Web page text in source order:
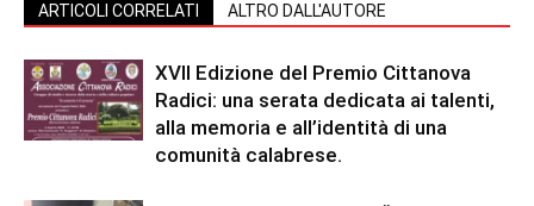
ARTICOLI CORRELATI ALTRO DALL'AUTORE
XVII Edizione del Premio Cittanova
Radici: una serata dedicata ai talenti,
alla memoria e all’identità di una
comunità calabrese.